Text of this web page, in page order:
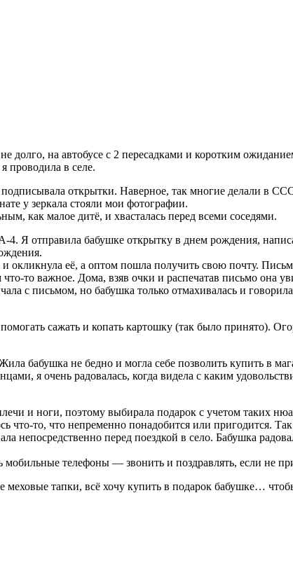
на автобусе с 2 пересадками и коротким
проводила в селе.
подписывала открытки. Наверное, так многие делали в
у зеркала стояли мои фотографии.
как малое дитё, и хвасталась перед всеми соседями.
Я отправила бабушке открытку в днем рождения,
окликнула её, а оптом пошла получить свою почту.
то важное. Дома, взяв очки и распечатав письмо она
с письмом, но бабушка только отмахивалась и
сажать и копать картошку (так было принято).
бабушка не бедно и могла себе позволить купить в
я очень радовалась, когда видела с каким
и ноги, поэтому выбирала подарок с учетом таких
что-то, что непременно понадобится или пригодится.
непосредственно перед поездкой в село. Бабушка
мобильные телефоны — звонить и поздравлять, если не
меховые тапки, всё хочу купить в подарок бабушке…